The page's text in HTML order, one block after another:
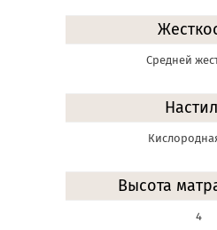
Средней
Высота
4